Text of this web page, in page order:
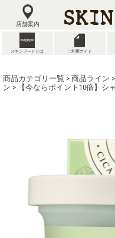
店舗案内
スキンフードとは ご利用ガイド
商品カテゴリ一覧 > 商品ライン >
ン > 【今ならポイント10倍】シ